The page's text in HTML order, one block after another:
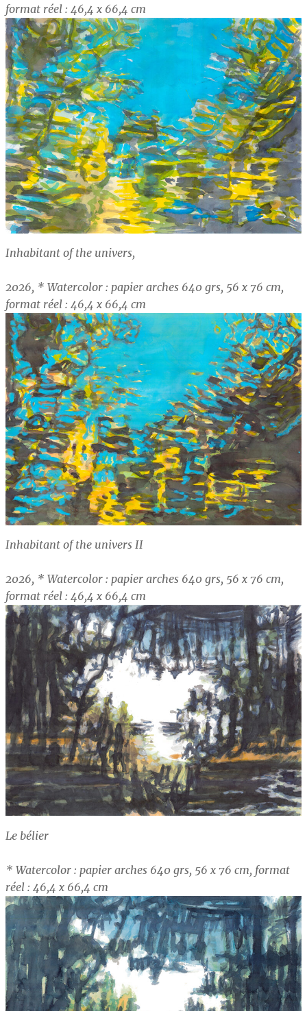
format réel : 46,4 x 66,4 cm
Inhabitant of the univers,
2026, * Watercolor : papier arches 640 grs, 56 x 76 cm,
format réel : 46,4 x 66,4 cm
Inhabitant of the univers II
2026, * Watercolor : papier arches 640 grs, 56 x 76 cm,
format réel : 46,4 x 66,4 cm
Le bélier
* Watercolor : papier arches 640 grs, 56 x 76 cm, format
réel : 46,4 x 66,4 cm